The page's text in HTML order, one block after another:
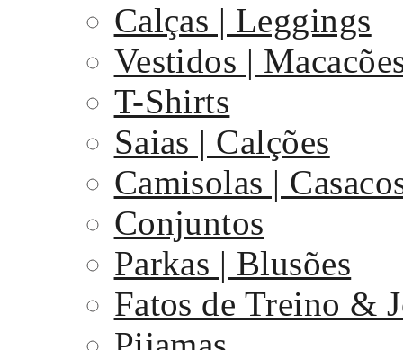
Calças | Leggings
Vestidos |
T-Shirts
Saias | Calções
Camisolas |
Conjuntos
Parkas | Blusões
Fatos de Treino &